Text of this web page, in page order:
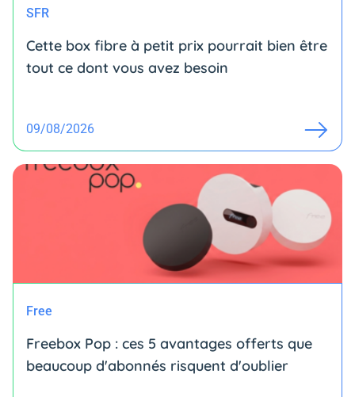
SFR
Cette box fibre à petit prix pourrait bien être
tout ce dont vous avez besoin
09/08/2026
Free
Freebox Pop : ces 5 avantages offerts que
beaucoup d'abonnés risquent d'oublier